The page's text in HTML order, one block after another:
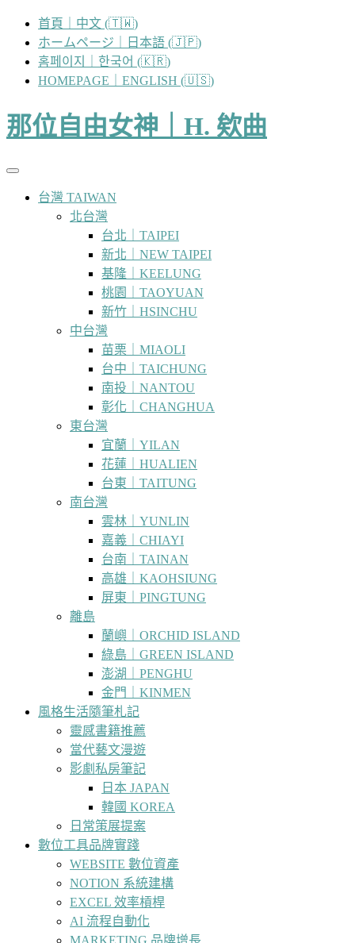
容
首頁｜中文 (🇹🇼)
ホームページ｜日本語 (🇯🇵)
홈페이지｜한국어 (🇰🇷)
HOMEPAGE｜ENGLISH (🇺🇸)
那位自由女神｜H. 欸曲
台灣 TAIWAN
北台灣
台北｜TAIPEI
新北｜NEW TAIPEI
基隆｜KEELUNG
桃園｜TAOYUAN
新竹｜HSINCHU
中台灣
苗栗｜MIAOLI
台中｜TAICHUNG
南投｜NANTOU
彰化｜CHANGHUA
東台灣
宜蘭｜YILAN
花蓮｜HUALIEN
台東｜TAITUNG
南台灣
雲林｜YUNLIN
嘉義｜CHIAYI
台南｜TAINAN
高雄｜KAOHSIUNG
屏東｜PINGTUNG
離島
蘭嶼｜ORCHID ISLAND
綠島｜GREEN ISLAND
澎湖｜PENGHU
金門｜KINMEN
風格生活隨筆札記
靈感書籍推薦
當代藝文漫遊
影劇私房筆記
日本 JAPAN
韓國 KOREA
日常策展提案
數位工具品牌實踐
WEBSITE 數位資產
NOTION 系統建構
EXCEL 效率槓桿
AI 流程自動化
MARKETING 品牌增長